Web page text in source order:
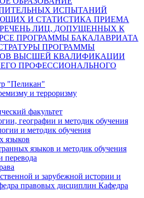
ИСПЫТАНИЙ
И СТАТИСТИКА ПРИЕМА
ЛИЦ, ДОПУЩЕННЫХ К
ПРОГРАММЫ БАКАЛАВРИАТА
ПРОГРАММЫ
ВЫСШЕЙ КВАЛИФИКАЦИИ
ПРОФЕССИОНАЛЬНОГО
"Пеликан"
и терроризму
факультет
географии и методик обучения
и методик обучения
языков
языков и методик обучения
перевода
и зарубежной истории и
правовых дисциплин Кафедра